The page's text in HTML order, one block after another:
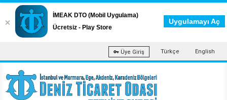
Üye Giriş Türkçe English
İMEAK DTO (Mobil Uygulama)
Ücretsiz - Play Store
Uygulamayı Aç